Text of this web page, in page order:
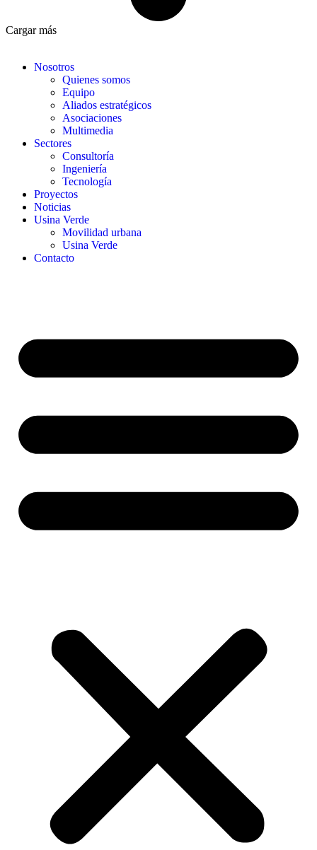
Cargar más
Nosotros
Quienes somos
Equipo
Aliados estratégicos
Asociaciones
Multimedia
Sectores
Consultoría
Ingeniería
Tecnología
Proyectos
Noticias
Usina Verde
Movilidad urbana
Usina Verde
Contacto